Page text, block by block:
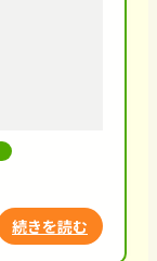
続きを読む